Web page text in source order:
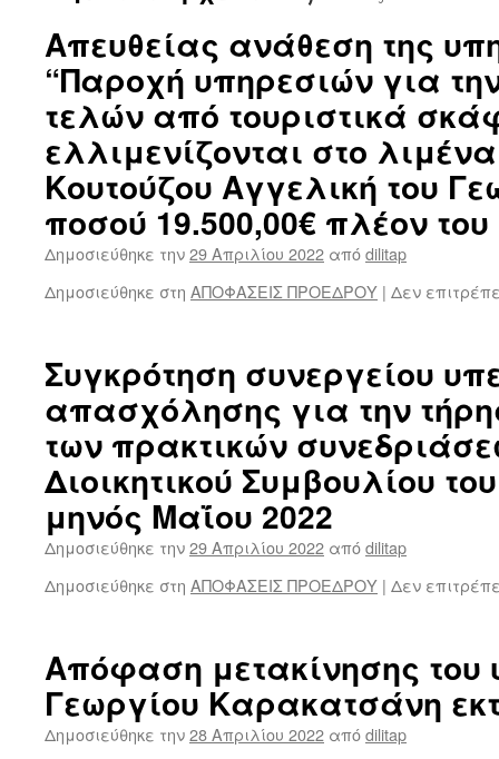
Απευθείας ανάθεση της
“Παροχή υπηρεσιών για
τελών από τουριστικά
ελλιμενίζονται στο
Κουτούζου Αγγελική του
ποσού 19.500,00€ πλέον
Δημοσιεύθηκε την29 Απριλίου 2022 απόdilitap
Δημοσιεύθηκε στη ΑΠΟΦΑΣΕΙΣ ΠΡΟΕΔΡΟΥ | Δεν
Συγκρότηση συνεργείου
απασχόλησης για την
των πρακτικών
Διοικητικού Συμβουλίου
μηνός Μαΐου 2022
Δημοσιεύθηκε την29 Απριλίου 2022 απόdilitap
Δημοσιεύθηκε στη ΑΠΟΦΑΣΕΙΣ ΠΡΟΕΔΡΟΥ | Δεν
Απόφαση μετακίνησης
Γεωργίου Καρακατσάνη
Δημοσιεύθηκε την28 Απριλίου 2022 απόdilitap